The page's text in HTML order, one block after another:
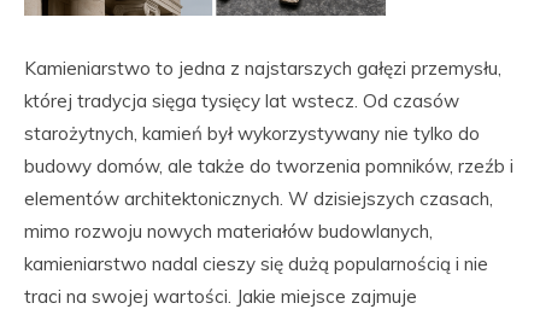
Kamieniarstwo to jedna z najstarszych gałęzi przemysłu,
której tradycja sięga tysięcy lat wstecz. Od czasów
starożytnych, kamień był wykorzystywany nie tylko do
budowy domów, ale także do tworzenia pomników, rzeźb i
elementów architektonicznych. W dzisiejszych czasach,
mimo rozwoju nowych materiałów budowlanych,
kamieniarstwo nadal cieszy się dużą popularnością i nie
traci na swojej wartości. Jakie miejsce zajmuje